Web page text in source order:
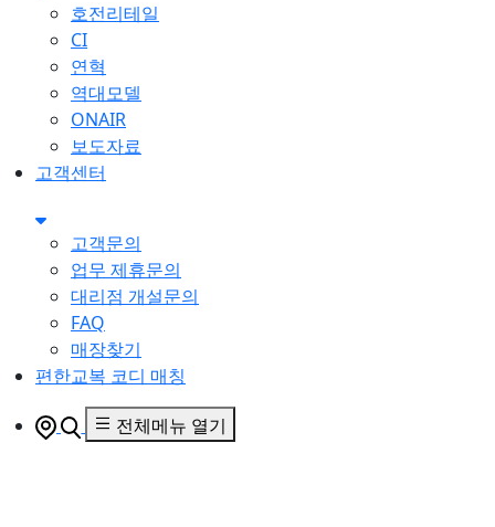
호전리테일
CI
연혁
역대모델
ONAIR
보도자료
고객센터
고객문의
업무 제휴문의
대리점 개설문의
FAQ
매장찾기
편한교복 코디 매칭
전체메뉴 열기